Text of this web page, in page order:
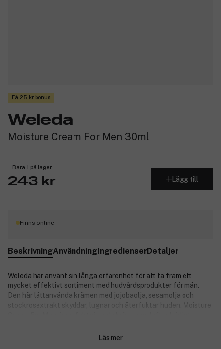
Få 25 kr bonus
Weleda
Moisture Cream For Men 30ml
Bara 1 på lager
243 kr Lägg till
Finns online
BeskrivningAnvändningIngredienserDetaljer
Weleda har använt sin långa erfarenhet för att ta fram ett
mycket effektivt sortiment med hudvårdsprodukter för män.
Den här lättanvända krämen med jojobaolja, sesamolja och
stockrosextrakt skyddar, lugnar och återfuktar huden. Moisture
Läs mer